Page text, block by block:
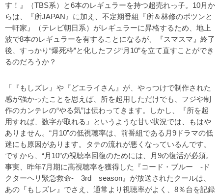
す！』（TBS系）と6本のレギュラーを持つ超売れっ子。10月か
らは、『所JAPAN』に加え、不定期番組『所＆林修のポツンと
一軒家』（テレビ朝日系）がレギュラーに昇格するため、地上
波で8本のレギュラーを有することになるが、『スマスマ』終了
後、すっかり“爆死枠”と化したフジ“月10”を立て直すことができ
るのだろうか？
「『もしズレ』や『どエライさん』が、やっつけで制作された
感が強かったことを思えば、所を起用しただけでも、フジや制
作のカンテレの“やる気”は伝わってきます。しかし、『所を起
用すれば、数字が取れる』というような甘い状況では、もはや
ありません。“月10”の低視聴率は、前番組である月9ドラマの低
迷にも原因があります。タテの流れが悪くなっているんです。
ですから、“月10”の視聴率回復のためには、月9の復活が必須。
事実、昨年7月期に高視聴率を獲得した『コード・ブルー -ド
クターヘリ緊急救命- 3rd season』が放送されたクールは、
あの『もしズレ』でさえ、通常より視聴率がよく、8％台を記録